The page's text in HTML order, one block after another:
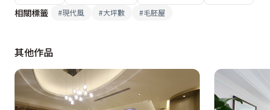
姆黃壁紙牆面做跳色，深淺和諧搭配，因此整體空間既充
屋主生活上的空間需求，而訣竅就在於設計師將收納打散
主的鞋櫃、收納需求和客廁，空間明顯不足，但黃設計師
相關標籤
#現代風 #大坪數 #毛胚屋
其他作品